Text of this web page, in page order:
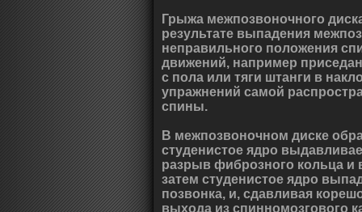
Грыжа межпозвоночного
результате выпадения
неправильного положения
движений, например
с пола или тяги штанги в
упражнений самой
спины.
В межпозвоночном диске
студенистое ядро
разрыв фиброзного кольца и
затем студенистое ядро
позвонка, и, сдавливая
выхода из спинномозгового